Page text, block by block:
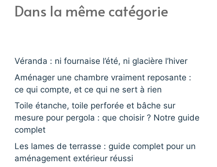
Dans la même catégorie
Véranda : ni fournaise l’été, ni glacière l’hiver
Aménager une chambre vraiment reposante :
ce qui compte, et ce qui ne sert à rien
Toile étanche, toile perforée et bâche sur
mesure pour pergola : que choisir ? Notre guide
complet
Les lames de terrasse : guide complet pour un
aménagement extérieur réussi